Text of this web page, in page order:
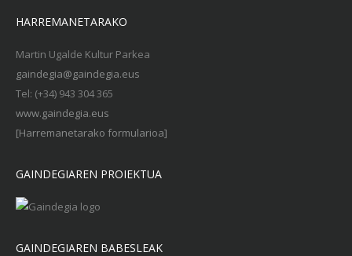
HARREMANETARAKO
Martin Ugalde Kultur Parkea
gaindegia@gaindegia.eus
Tel: (+34) 943 304 365
www.gaindegia.eus
[Harremanetarako formularioa]
GAINDEGIAREN PROIEKTUA
GAINDEGIAREN BABESLEAK